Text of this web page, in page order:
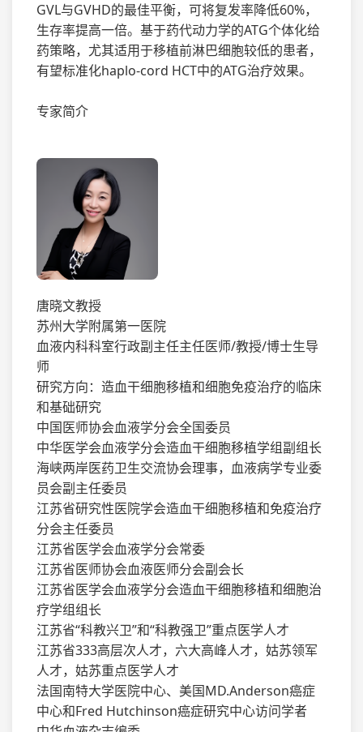
GVL与GVHD的最佳平衡，可将复发率降低60%，
生存率提高一倍。基于药代动力学的ATG个体化给
药策略，尤其适用于移植前淋巴细胞较低的患者，
有望标准化haplo-cord HCT中的ATG治疗效果。
专家简介
唐晓文教授
苏州大学附属第一医院
血液内科科室行政副主任主任医师/教授/博士生导
师
研究方向：造血干细胞移植和细胞免疫治疗的临床
和基础研究
中国医师协会血液学分会全国委员
中华医学会血液学分会造血干细胞移植学组副组长
海峡两岸医药卫生交流协会理事，血液病学专业委
员会副主任委员
江苏省研究性医院学会造血干细胞移植和免疫治疗
分会主任委员
江苏省医学会血液学分会常委
江苏省医师协会血液医师分会副会长
江苏省医学会血液学分会造血干细胞移植和细胞治
疗学组组长
江苏省“科教兴卫”和“科教强卫”重点医学人才
江苏省333高层次人才，六大高峰人才，姑苏领军
人才，姑苏重点医学人才
法国南特大学医院中心、美国MD.Anderson癌症
中心和Fred Hutchinson癌症研究中心访问学者